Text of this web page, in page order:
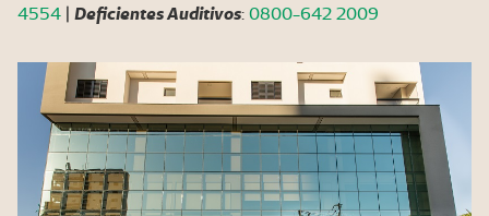
4554 | Deficientes Auditivos:0800-642 2009